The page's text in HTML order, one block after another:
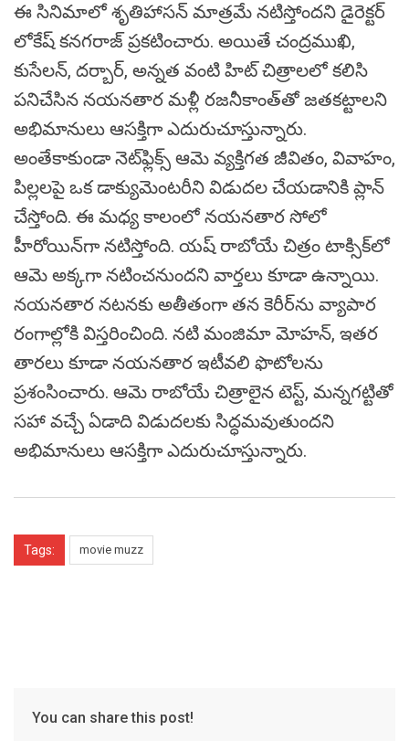
ఈ సినిమాలో శృతిహాసన్ మాత్రమే నటిస్తోందని డైరెక్టర్
లోకేష్ కనగరాజ్ ప్రకటించారు. అయితే చంద్రముఖి,
కుసేలన్, దర్బార్, అన్నత వంటి హిట్ చిత్రాలలో కలిసి
పనిచేసిన నయనతార మళ్లీ రజనీకాంత్‌తో జతకట్టాలని
అభిమానులు ఆసక్తిగా ఎదురుచూస్తున్నారు.
అంతేకాకుండా నెట్‌ఫ్లిక్స్ ఆమె వ్యక్తిగత జీవితం, వివాహం,
పిల్లలపై ఒక డాక్యుమెంటరీని విడుదల చేయడానికి ప్లాన్
చేస్తోంది. ఈ మధ్య కాలంలో నయనతార సోలో
హీరోయిన్‌గా నటిస్తోంది. యష్ రాబోయే చిత్రం టాక్సిక్‌లో
ఆమె అక్కగా నటించనుందని వార్తలు కూడా ఉన్నాయి.
నయనతార నటనకు అతీతంగా తన కెరీర్‌ను వ్యాపార
రంగాల్లోకి విస్తరించింది. నటి మంజిమా మోహన్, ఇతర
తారలు కూడా నయనతార ఇటీవలి ఫొటోలను
ప్రశంసించారు. ఆమె రాబోయే చిత్రాలైన టెస్ట్, మన్నగట్టితో
సహా వచ్చే ఏడాది విడుదలకు సిద్ధమవుతుందని
అభిమానులు ఆసక్తిగా ఎదురుచూస్తున్నారు.
Tags: movie muzz
You can share this post!